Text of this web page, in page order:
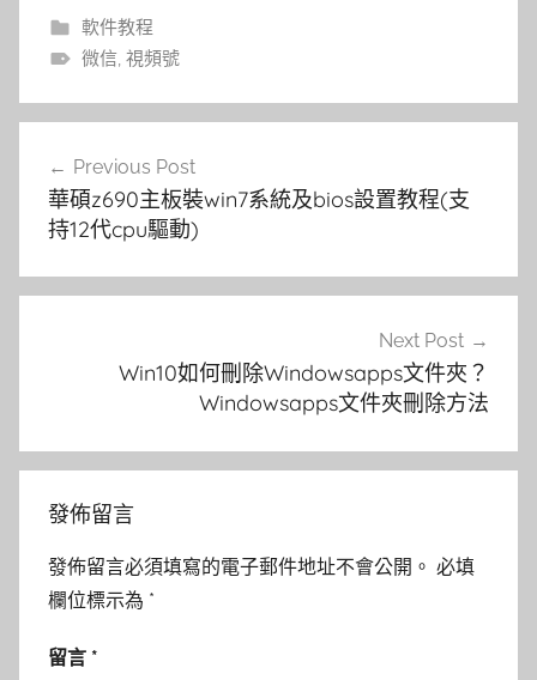
軟件教程
微信, 視頻號
導
覽
Previous Post
華碩z690主板裝win7系統及bios設置教程(支
持12代cpu驅動)
Next Post
Win10如何刪除Windowsapps文件夾？
Windowsapps文件夾刪除方法
發佈留言
發佈留言必須填寫的電子郵件地址不會公開。 必填
欄位標示為 *
留言 *